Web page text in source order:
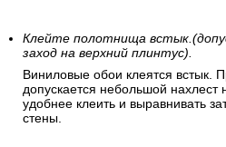
Клейте полотнища
заход на верхний плинтус).
Виниловые обои клеятся встык.
допускается небольшой нахлест
удобнее клеить и выравнивать
стены.